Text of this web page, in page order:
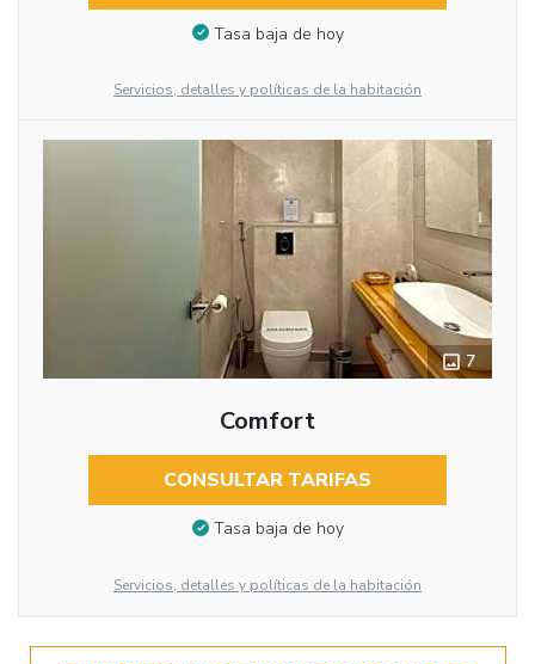
Tasa baja de hoy
Servicios, detalles y políticas de la habitación
7
Comfort
CONSULTAR TARIFAS
Tasa baja de hoy
Servicios, detalles y políticas de la habitación